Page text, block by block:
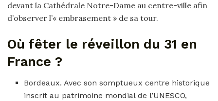
devant la Cathédrale Notre-Dame au centre-ville afin
d’observer l’« embrasement » de sa tour.
Où fêter le réveillon du 31 en
France ?
Bordeaux. Avec son somptueux centre historique
inscrit au patrimoine mondial de l’UNESCO,